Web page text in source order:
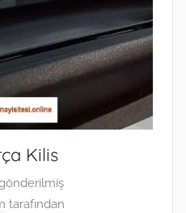
Kilis
tarafından